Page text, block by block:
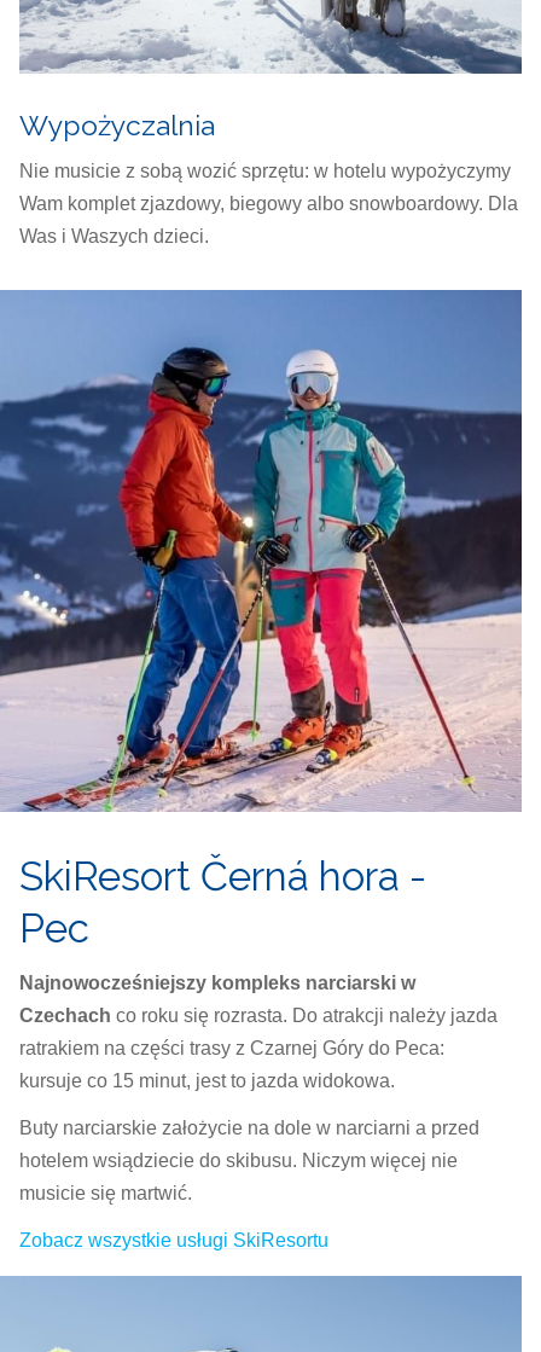
Wypożyczalnia
Nie musicie z sobą wozić sprzętu: w hotelu wypożyczymy
Wam komplet zjazdowy, biegowy albo snowboardowy. Dla
Was i Waszych dzieci.
SkiResort Černá hora -
Pec
Najnowocześniejszy kompleks narciarski w
Czechach co roku się rozrasta. Do atrakcji należy jazda
ratrakiem na części trasy z Czarnej Góry do Peca:
kursuje co 15 minut, jest to jazda widokowa.
Buty narciarskie założycie na dole w narciarni a przed
hotelem wsiądziecie do skibusu. Niczym więcej nie
musicie się martwić.
Zobacz wszystkie usługi SkiResortu